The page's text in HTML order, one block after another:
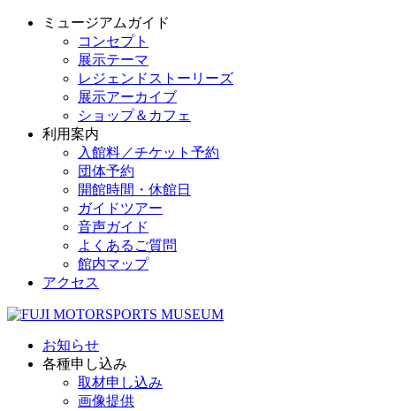
ミュージアムガイド
コンセプト
展示テーマ
レジェンドストーリーズ
展示アーカイブ
ショップ＆カフェ
利用案内
入館料／チケット予約
団体予約
開館時間・休館日
ガイドツアー
音声ガイド
よくあるご質問
館内マップ
アクセス
お知らせ
各種申し込み
取材申し込み
画像提供